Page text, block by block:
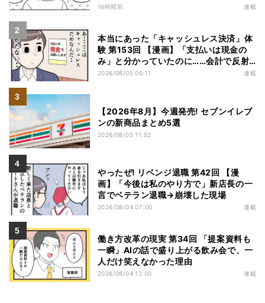
16時間前 連載
本当にあった「キャッシュレス決済」体
験 第153回 【漫画】「支払いは現金の
み」と分かっていたのに……会計で反射
的に出してしまったものは
2026/08/05 06:11 連載
【2026年8月】今週発売! セブンイレブ
ンの新商品まとめ5選
2026/08/05 11:52
やったぜ! リベンジ退職 第42回 【漫
画】「今後は私のやり方で」新店長の一
言でベテラン退職→崩壊した現場
2026/08/04 07:00 連載
働き方改革の現実 第34回 「提案資料も
一瞬」AIの話で盛り上がる飲み会で、一
人だけ笑えなかった理由
2026/08/04 12:00 連載